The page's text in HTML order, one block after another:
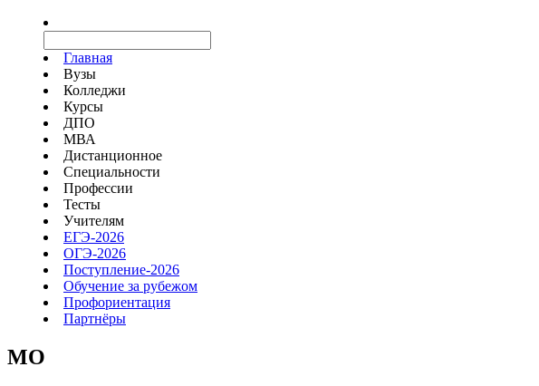
Главная
Вузы
Колледжи
Курсы
ДПО
МВА
Дистанционное
Специальности
Профессии
Тесты
Учителям
ЕГЭ-2026
ОГЭ-2026
Поступление-2026
Обучение за рубежом
Профориентация
Партнёры
MO